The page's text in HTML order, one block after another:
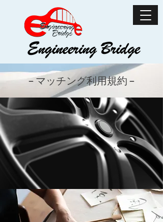
− ​​マッチング利用規約 −